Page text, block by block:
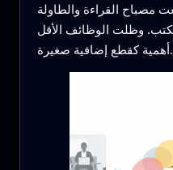
مصباح القراءة والطاولة
وظلت الوظائف الأقل
أهمية كقطع إضافية صغيرة.